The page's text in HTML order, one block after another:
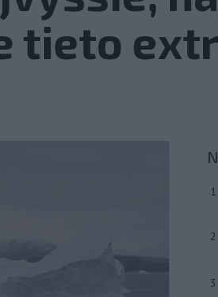
tieto
1
2
3